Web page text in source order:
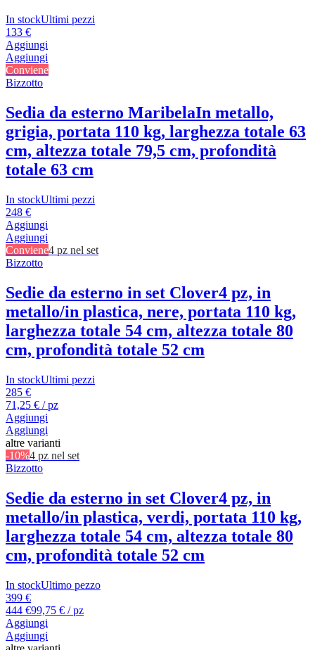
In stockUltimi pezzi
133 €
Aggiungi
Aggiungi
Conviene
Bizzotto
Sedia da esterno MaribelaIn metallo,
grigia, portata 110 kg, larghezza totale 63
cm, altezza totale 79,5 cm, profondità
totale 63 cm
In stockUltimi pezzi
248 €
Aggiungi
Aggiungi
Conviene4 pz nel set
Bizzotto
Sedie da esterno in set Clover4 pz, in
metallo/in plastica, nere, portata 110 kg,
larghezza totale 54 cm, altezza totale 80
cm, profondità totale 52 cm
In stockUltimi pezzi
285 €
71,25 € / pz
Aggiungi
Aggiungi
altre varianti
-10%4 pz nel set
Bizzotto
Sedie da esterno in set Clover4 pz, in
metallo/in plastica, verdi, portata 110 kg,
larghezza totale 54 cm, altezza totale 80
cm, profondità totale 52 cm
In stockUltimo pezzo
399 €
444 €99,75 € / pz
Aggiungi
Aggiungi